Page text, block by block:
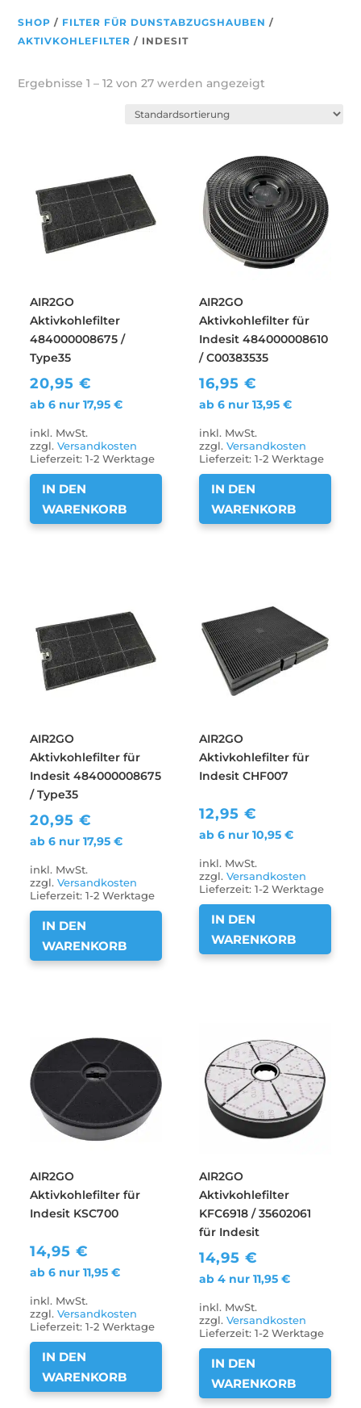
SHOP / FILTER FÜR DUNSTABZUGSHAUBEN /
AKTIVKOHLEFILTER / INDESIT
Ergebnisse 1 – 12 von 27 werden angezeigt
AIR2GO
Aktivkohlefilter
484000008675 /
Type35
20,95€
ab 6 nur17,95€
inkl. MwSt.
zzgl.Versandkosten
Lieferzeit:1-2 Werktage
IN DEN
WARENKORB
AIR2GO
Aktivkohlefilter für
Indesit 484000008610
/ C00383535
16,95€
ab 6 nur13,95€
inkl. MwSt.
zzgl.Versandkosten
Lieferzeit:1-2 Werktage
IN DEN
WARENKORB
AIR2GO
Aktivkohlefilter für
Indesit 484000008675
/ Type35
20,95€
ab 6 nur17,95€
inkl. MwSt.
zzgl.Versandkosten
Lieferzeit:1-2 Werktage
IN DEN
WARENKORB
AIR2GO
Aktivkohlefilter für
Indesit CHF007
12,95€
ab 6 nur10,95€
inkl. MwSt.
zzgl.Versandkosten
Lieferzeit:1-2 Werktage
IN DEN
WARENKORB
AIR2GO
Aktivkohlefilter für
Indesit KSC700
14,95€
ab 6 nur11,95€
inkl. MwSt.
zzgl.Versandkosten
Lieferzeit:1-2 Werktage
IN DEN
WARENKORB
AIR2GO
Aktivkohlefilter
KFC6918 / 35602061
für Indesit
14,95€
ab 4 nur11,95€
inkl. MwSt.
zzgl.Versandkosten
Lieferzeit:1-2 Werktage
IN DEN
WARENKORB